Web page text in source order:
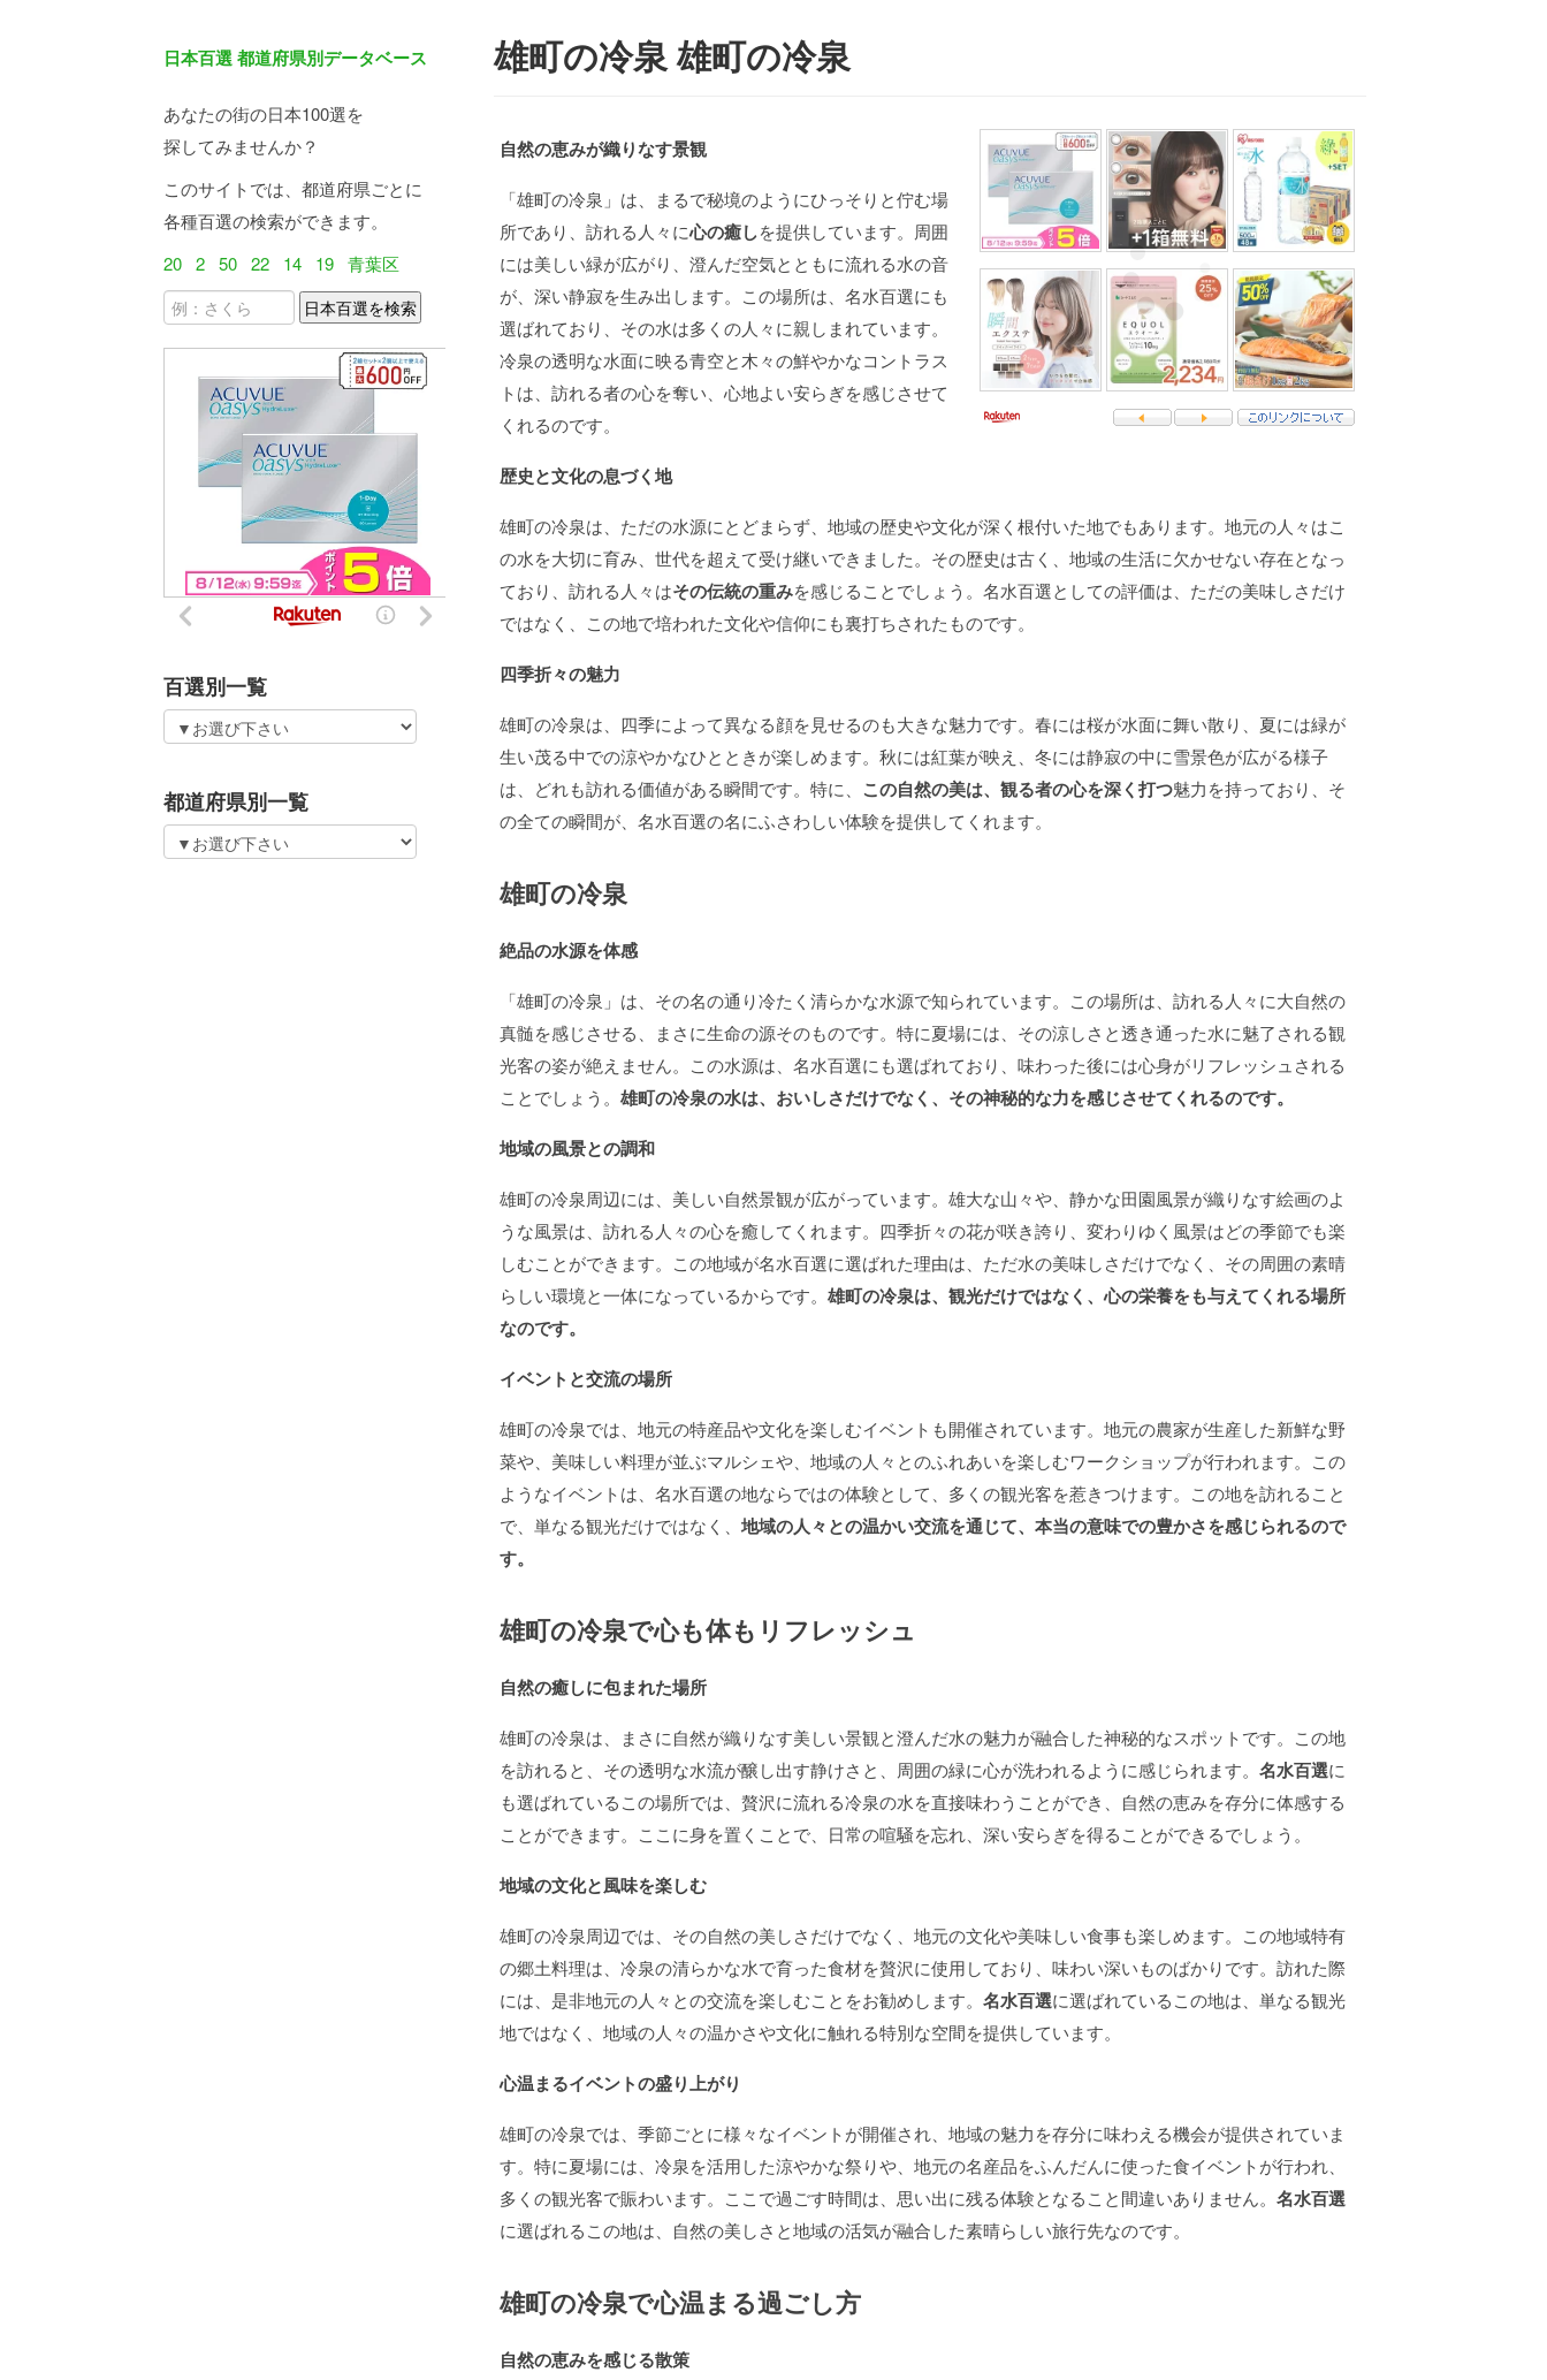
日本百選 都道府県別データベース
あなたの街の日本100選を
探してみませんか？
このサイトでは、都道府県ごとに
各種百選の検索ができます。
20 2 50 22 14 19 青葉区
百選別一覧
都道府県別一覧
雄町の冷泉 雄町の冷泉
自然の恵みが織りなす景観
「雄町の冷泉」は、まるで秘境のようにひっそりと佇む場
所であり、訪れる人々に心の癒しを提供しています。周囲
には美しい緑が広がり、澄んだ空気とともに流れる水の音
が、深い静寂を生み出します。この場所は、名水百選にも
選ばれており、その水は多くの人々に親しまれています。
冷泉の透明な水面に映る青空と木々の鮮やかなコントラス
トは、訪れる者の心を奪い、心地よい安らぎを感じさせて
くれるのです。
歴史と文化の息づく地
雄町の冷泉は、ただの水源にとどまらず、地域の歴史や文化が深く根付いた地でもあります。地元の人々はこ
の水を大切に育み、世代を超えて受け継いできました。その歴史は古く、地域の生活に欠かせない存在となっ
ており、訪れる人々はその伝統の重みを感じることでしょう。名水百選としての評価は、ただの美味しさだけ
ではなく、この地で培われた文化や信仰にも裏打ちされたものです。
四季折々の魅力
雄町の冷泉は、四季によって異なる顔を見せるのも大きな魅力です。春には桜が水面に舞い散り、夏には緑が
生い茂る中での涼やかなひとときが楽しめます。秋には紅葉が映え、冬には静寂の中に雪景色が広がる様子
は、どれも訪れる価値がある瞬間です。特に、 この自然の美は、観る者の心を深く打つ魅力を持っており、そ
の全ての瞬間が、名水百選の名にふさわしい体験を提供してくれます。
雄町の冷泉
絶品の水源を体感
「雄町の冷泉」は、その名の通り冷たく清らかな水源で知られています。この場所は、訪れる人々に大自然の
真髄を感じさせる、まさに生命の源そのものです。特に夏場には、その涼しさと透き通った水に魅了される観
光客の姿が絶えません。この水源は、名水百選にも選ばれており、味わった後には心身がリフレッシュされる
ことでしょう。 雄町の冷泉の水は、おいしさだけでなく、その神秘的な力を感じさせてくれるのです。
地域の風景との調和
雄町の冷泉周辺には、美しい自然景観が広がっています。雄大な山々や、静かな田園風景が織りなす絵画のよ
うな風景は、訪れる人々の心を癒してくれます。四季折々の花が咲き誇り、変わりゆく風景はどの季節でも楽
しむことができます。この地域が名水百選に選ばれた理由は、ただ水の美味しさだけでなく、その周囲の素晴
らしい環境と一体になっているからです。 雄町の冷泉は、観光だけではなく、心の栄養をも与えてくれる場所
なのです。
イベントと交流の場所
雄町の冷泉では、地元の特産品や文化を楽しむイベントも開催されています。地元の農家が生産した新鮮な野
菜や、美味しい料理が並ぶマルシェや、地域の人々とのふれあいを楽しむワークショップが行われます。この
ようなイベントは、名水百選の地ならではの体験として、多くの観光客を惹きつけます。この地を訪れること
で、単なる観光だけではなく、 地域の人々との温かい交流を通じて、本当の意味での豊かさを感じられるので
す。
雄町の冷泉で心も体もリフレッシュ
自然の癒しに包まれた場所
雄町の冷泉は、まさに自然が織りなす美しい景観と澄んだ水の魅力が融合した神秘的なスポットです。この地
を訪れると、その透明な水流が醸し出す静けさと、周囲の緑に心が洗われるように感じられます。 名水百選に
も選ばれているこの場所では、贅沢に流れる冷泉の水を直接味わうことができ、自然の恵みを存分に体感する
ことができます。ここに身を置くことで、日常の喧騒を忘れ、深い安らぎを得ることができるでしょう。
地域の文化と風味を楽しむ
雄町の冷泉周辺では、その自然の美しさだけでなく、地元の文化や美味しい食事も楽しめます。この地域特有
の郷土料理は、冷泉の清らかな水で育った食材を贅沢に使用しており、味わい深いものばかりです。訪れた際
には、是非地元の人々との交流を楽しむことをお勧めします。 名水百選に選ばれているこの地は、単なる観光
地ではなく、地域の人々の温かさや文化に触れる特別な空間を提供しています。
心温まるイベントの盛り上がり
雄町の冷泉では、季節ごとに様々なイベントが開催され、地域の魅力を存分に味わえる機会が提供されていま
す。特に夏場には、冷泉を活用した涼やかな祭りや、地元の名産品をふんだんに使った食イベントが行われ、
多くの観光客で賑わいます。ここで過ごす時間は、思い出に残る体験となること間違いありません。 名水百選
に選ばれるこの地は、自然の美しさと地域の活気が融合した素晴らしい旅行先なのです。
雄町の冷泉で心温まる過ごし方
自然の恵みを感じる散策